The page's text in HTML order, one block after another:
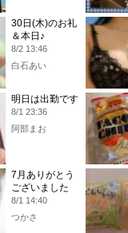
30日(木)のお礼
＆本日♪
8/2 13:46
白石あい
明日は出勤です
8/1 23:36
阿部まお
7月ありがとう
ございました
8/1 14:40
つかさ